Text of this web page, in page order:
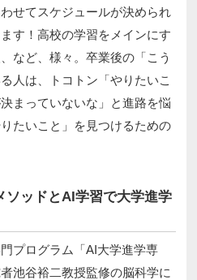
せてスケジュールが決められ
す！高校の学習をメインにす
など、様々。卒業後の「こう
人は、トコトン「やりたいこ
まっていないな」と進路を悩
たいこと」を見つけるための
ソッドとAI学習で大学進学
プログラム「AI大学進学専
池谷裕二教授監修の脳科学に